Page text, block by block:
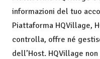
informazioni del tuo
Piattaforma HQVillage,
controlla, offre né
dell’Host. HQVillage